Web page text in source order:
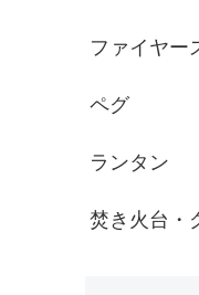
ファイヤー
ペグ
ランタン
焚き火台・